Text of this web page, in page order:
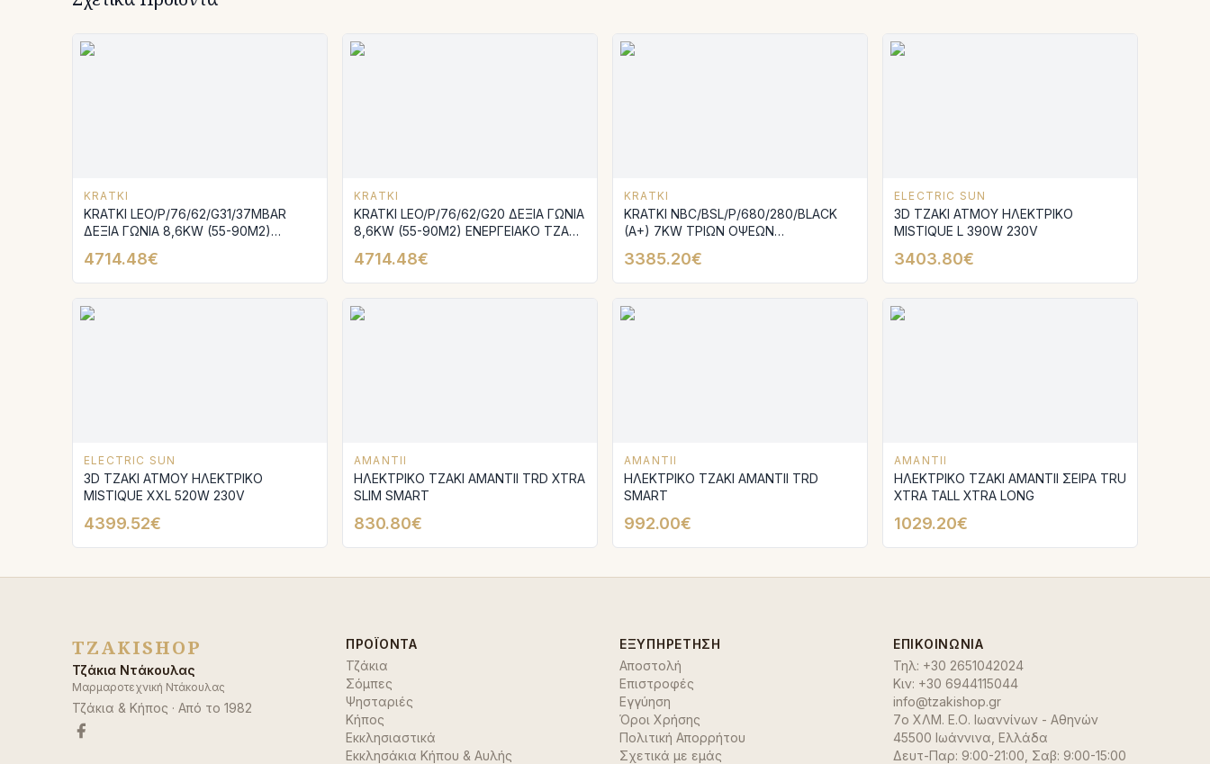
KRATKI
KRATKI LEO/P/76/62/G31/37MBAR
ΔΕΞΙΑ ΓΩΝΙΑ 8,6KW (55-90M2)
4714.48€
KRATKI
KRATKI LEO/P/76/62/G20 ΔΕΞΙΑ ΓΩΝΙΑ
8,6KW (55-90M2) ΕΝΕΡΓΕΙΑΚΟ ΤΖΑΚΙ
4714.48€
KRATKI
KRATKI NBC/BSL/P/680/280/BLACK
(A+) 7KW ΤΡΙΩΝ ΟΨΕΩΝ
ΤΖΑΚΙ ΑΕΡΟΘΕΡΜΟ ΜΕ ΜΑΥΡΑ
ΚΕΡΑΜΙΚΑ TERMOTEC
3385.20€
ELECTRIC SUN
3D ΤΖΑΚΙ ΑΤΜΟΥ ΗΛΕΚΤΡΙΚΟ
MISTIQUE L 390W 230V
3403.80€
ELECTRIC SUN
3D ΤΖΑΚΙ ΑΤΜΟΥ ΗΛΕΚΤΡΙΚΟ
MISTIQUE XXL 520W 230V
4399.52€
AMANTII
ΗΛΕΚΤΡΙΚΟ ΤΖΑΚΙ AMANTΙI TRD XTRA
SLIM SMART
830.80€
AMANTII
ΗΛΕΚΤΡΙΚΟ ΤΖΑΚΙ AMANTΙI TRD
SMART
992.00€
AMANTII
ΗΛΕΚΤΡΙΚΟ ΤΖΑΚΙ AMANTΙI ΣΕΙΡΑ TRU
XTRA TALL XTRA LONG
1029.20€
TZAKISHOP
Τζάκια Ντάκουλας
Μαρμαροτεχνική Ντάκουλας
Τζάκια & Κήπος · Από το 1982
ΠΡΟΪΌΝΤΑ
Τζάκια
Σόμπες
Ψησταριές
Κήπος
Εκκλησιαστικά
Εκκλησάκια Κήπου & Αυλής
ΕΞΥΠΗΡΈΤΗΣΗ
Αποστολή
Επιστροφές
Εγγύηση
Όροι Χρήσης
Πολιτική Απορρήτου
Σχετικά με εμάς
ΕΠΙΚΟΙΝΩΝΊΑ
Τηλ: +30 2651042024
Κιν: +30 6944115044
info@tzakishop.gr
7ο ΧΛΜ. Ε.Ο. Ιωαννίνων - Αθηνών
45500 Ιωάννινα Ελλάδα
Δευτ-Παρ: 9:00-21:00, Σαβ: 9:00-15:00